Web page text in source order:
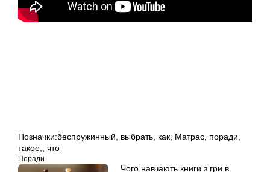
Позначки:беспружинный выбрать как Матрас поради
такое,
что
Поради
Чого навчають книги з гри в